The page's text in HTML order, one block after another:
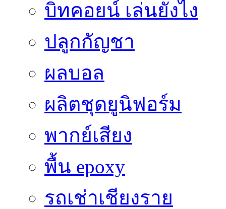
บิทคอยน์ เล่นยังไง
ปลูกกัญชา
ผลบอล
ผลิตชุดยูนิฟอร์ม
พากย์เสียง
พื้น epoxy
รถเช่าเชียงราย